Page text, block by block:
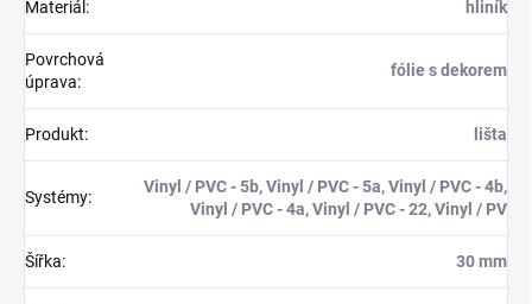
Materiál : hliník
Povrchová
úprava:
fólie s dekorem
Produkt: lišta
Systémy:
Vinyl / PVC - 5b, Vinyl / PVC - 5a, Vinyl / PVC - 4b,
Vinyl / PVC - 4a, Vinyl / PVC - 22, Vinyl / PV
Šířka: 30 mm